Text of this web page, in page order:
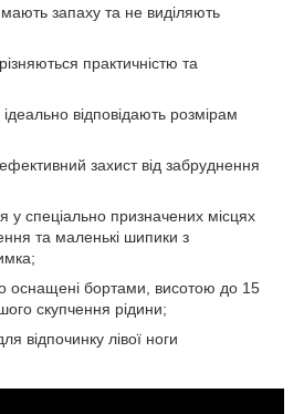
запаху та не виділяють
практичністю та
відповідають розмірам
захист від забруднення
у спеціально призначених місцях
та маленькі шипики з
оснащені бортами, висотою до 15
скупчення рідини;
відпочинку лівої ноги